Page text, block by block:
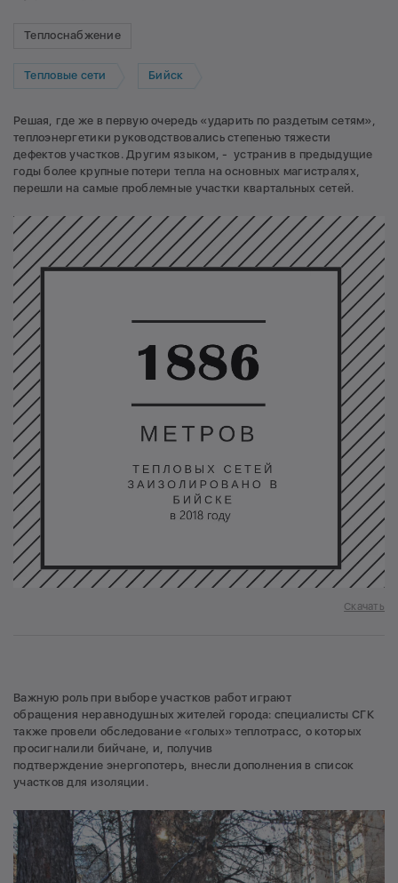
Теплоснабжение
Тепловые сети Бийск
Решая, где же в первую очередь «ударить по раздетым сетям»,
теплоэнергетики руководствовались степенью тяжести
дефектов участков. Другим языком, - устранив в предыдущие
годы более крупные потери тепла на основных магистралях,
перешли на самые проблемные участки квартальных сетей.
Скачать
Важную роль при выборе участков работ играют
обращения неравнодушных жителей города: специалисты СГК
также провели обследование «голых» теплотрасс, о которых
просигналили бийчане, и, получив
подтверждение энергопотерь, внесли дополнения в список
участков для изоляции.